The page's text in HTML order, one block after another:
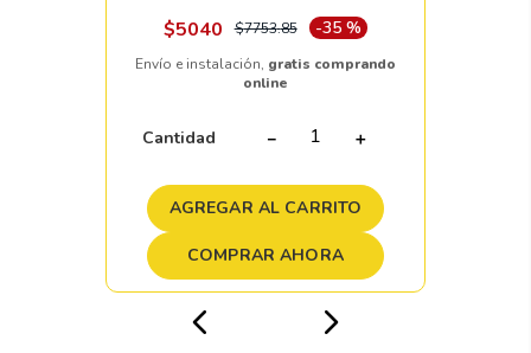
$5040 $7753.85 -35 %
Envío e instalación, gratis comprando
online
Cantidad ＋
－
AGREGAR AL CARRITO
COMPRAR AHORA